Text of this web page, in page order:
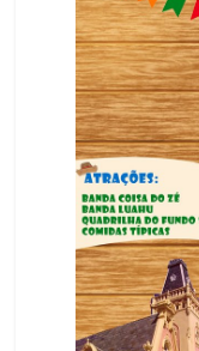
Prefeitura
Estância
Turística
Guaratinguetá